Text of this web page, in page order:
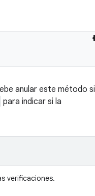
anular este método si
para indicar si la
verificaciones.